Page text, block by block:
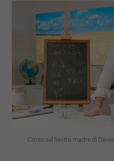
Corso sul lievito madre di